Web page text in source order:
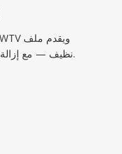
MAUD نظيف — مع إزالة بيانات الفيديو التي لا تحتاجها.